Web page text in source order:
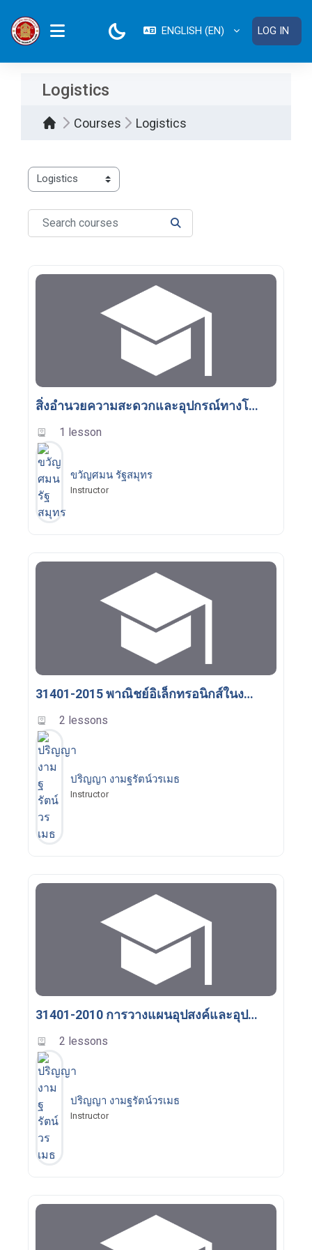
SIDE PANEL
ENGLISH ‎(EN)‎ LOG IN
Logistics
Courses Logistics
Course categories
Search courses
SEARCH COURSES
สิ่งอำนวยความสะดวกและอุปกรณ์ทางโลจิสติกส์
1 lesson
ขวัญศมน รัฐสมุทร
Instructor
31401-2015 พาณิชย์อิเล็กทรอนิกส์ในงานโลจิสติกส์
2 lessons
ปริญญา งามฐรัตน์วรเมธ
Instructor
31401-2010 การวางแผนอุปสงค์และอุปทานในงานซัพพลายเชน
2 lessons
ปริญญา งามฐรัตน์วรเมธ
Instructor